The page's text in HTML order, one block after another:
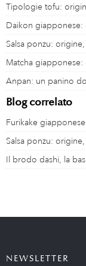
Tipologie tofu:
Daikon
Salsa ponzu:
Matcha
Anpan: un panino
Blog correlato
Furikake
Salsa ponzu:
Il brodo dashi, la
NEWSLETTER